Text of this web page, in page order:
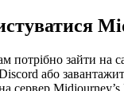
потрібно зайти на
або
сервер